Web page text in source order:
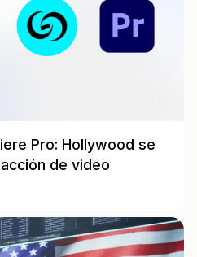
Pro: Hollywood se
de video